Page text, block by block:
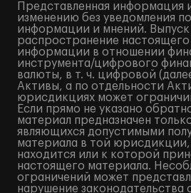
Представленная информация
изменению без уведомления
информации и мнений. Выпуск
распространение
информации в отношении
инструмента/цифрового
валюты, в т. ч. цифровой
Активы, а по отдельности
юрисдикциях может
Если прямо не указано
материал предназначен
являющихся допустимыми
материала в той
находится или к которой
настоящего материала.
ограничений может
нарушение законодательства